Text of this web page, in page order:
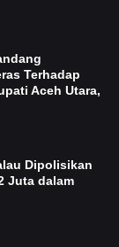
Terhadap
Aceh Utara,
Dipolisikan
Juta dalam